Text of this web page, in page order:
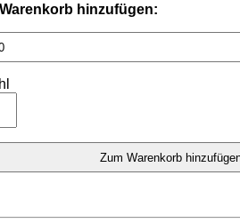
hinzufügen: